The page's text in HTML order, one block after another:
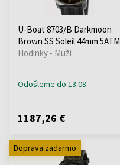
U-Boat 8703/B Darkmoon
Brown SS Soleil 44mm 5ATM
Hodinky - Muži
Odošleme do 13.08.
1187,26 €
Doprava zadarmo